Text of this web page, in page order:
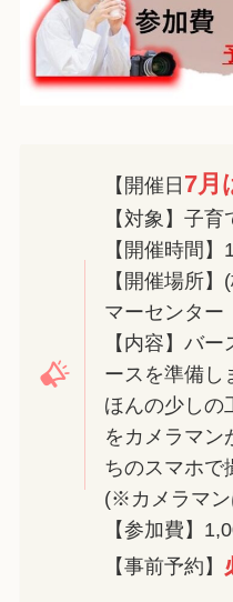
【開催日 7月
【対象】子
【開催時間
【開催場所
マーセンター
【内容】バ
ースを準備し
ほんの少しの
をカメラマン
ちのスマホで
(※カメラマン
【参加費】
【事前予約】